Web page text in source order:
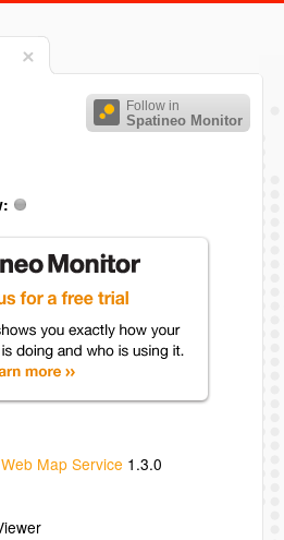
Follow in
Spatineo Monitor
Map Service 1.3.0